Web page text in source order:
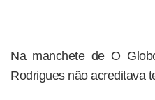
Na manchete de O
Rodrigues não acreditava